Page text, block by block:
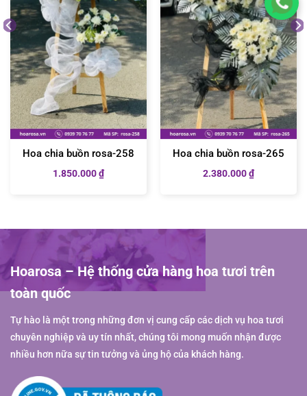
Hoa chia buồn rosa-258
1.850.000₫
Hoa chia buồn rosa-265
2.380.000₫
Hoarosa – Hệ thống cửa hàng hoa tươi trên
toàn quốc
Tự hào là một trong những đơn vị cung cấp các dịch vụ hoa tươi
chuyên nghiệp và uy tín nhất, chúng tôi mong muốn nhận được
nhiều hơn nữa sự tin tưởng và ủng hộ của khách hàng.